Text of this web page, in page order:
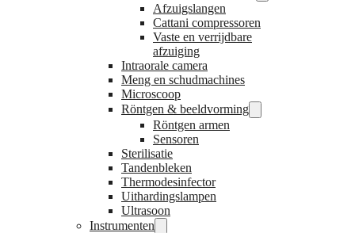
Afzuigslangen
Cattani compressoren
Vaste en verrijdbare
afzuiging
Intraorale camera
Meng en schudmachines
Microscoop
Röntgen & beeldvorming
Röntgen armen
Sensoren
Sterilisatie
Tandenbleken
Thermodesinfector
Uithardingslampen
Ultrasoon
Instrumenten